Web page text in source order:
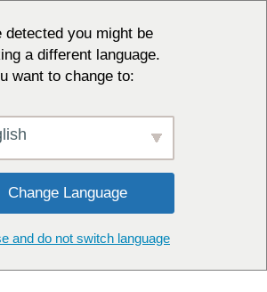
detected you might be
a different language.
want to change to:
Change Language
and do not switch language